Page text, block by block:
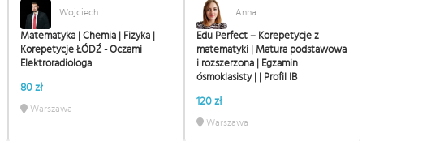
Wojciech
Matematyka | Chemia | Fizyka |
Korepetycje ŁÓDŹ - Oczami
Elektroradiologa
80 zł
Warszawa
Anna
Edu Perfect – Korepetycje z
matematyki | Matura podstawowa
i rozszerzona | Egzamin
ósmoklasisty | | Profil IB
120 zł
Warszawa